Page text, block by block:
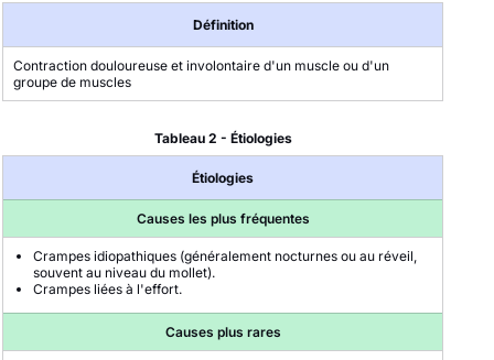
Définition
Contraction douloureuse et involontaire d'un muscle ou d'un
groupe de muscles
Tableau 2 - Étiologies
Étiologies
Causes les plus fréquentes
Crampes idiopathiques (généralement nocturnes ou au réveil,
souvent au niveau du mollet).
Crampes liées à l'effort.
Causes plus rares